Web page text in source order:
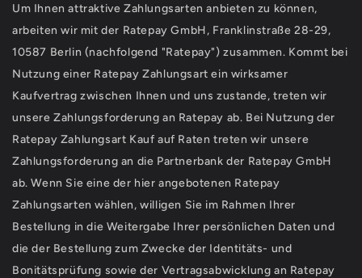
Um Ihnen attraktive Zahlungsarten anbieten zu können,
arbeiten wir mit der Ratepay GmbH, Franklinstraße 28-29,
10587 Berlin (nachfolgend "Ratepay") zusammen. Kommt bei
Nutzung einer Ratepay Zahlungsart ein wirksamer
Kaufvertrag zwischen Ihnen und uns zustande, treten wir
unsere Zahlungsforderung an Ratepay ab. Bei Nutzung der
Ratepay Zahlungsart Kauf auf Raten treten wir unsere
Zahlungsforderung an die Partnerbank der Ratepay GmbH
ab. Wenn Sie eine der hier angebotenen Ratepay
Zahlungsarten wählen, willigen Sie im Rahmen Ihrer
Bestellung in die Weitergabe Ihrer persönlichen Daten und
die der Bestellung zum Zwecke der Identitäts- und
Bonitätsprüfung sowie der Vertragsabwicklung an Ratepay